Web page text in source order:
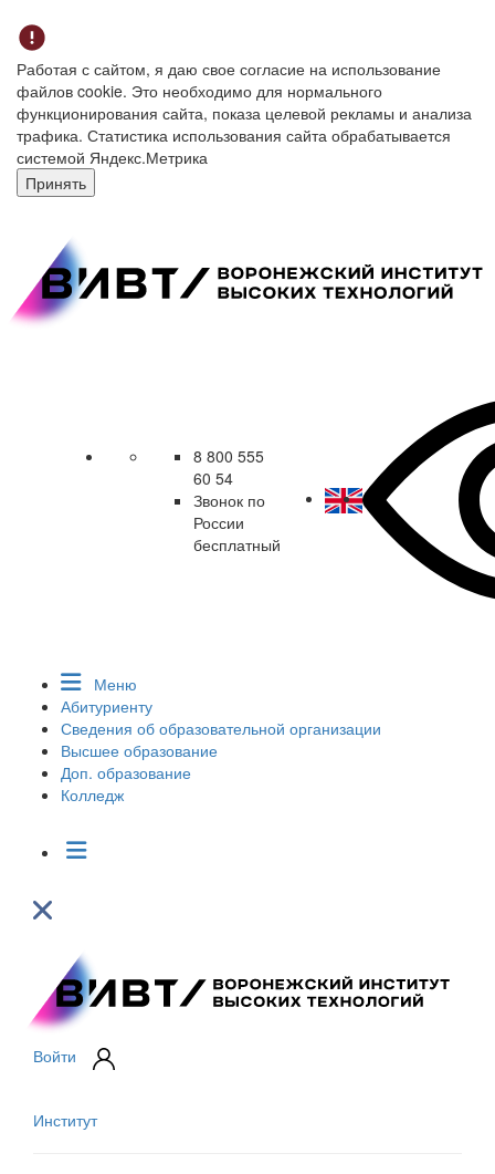
Работая с сайтом, я даю свое согласие на использование
файлов cookie. Это необходимо для нормального
функционирования сайта, показа целевой рекламы и анализа
трафика. Статистика использования сайта обрабатывается
системой Яндекс.Метрика
Принять
8 800 555
60 54
Звонок по
России
бесплатный
Меню
Абитуриенту
Сведения об образовательной организации
Высшее образование
Доп. образование
Колледж
Войти
Институт